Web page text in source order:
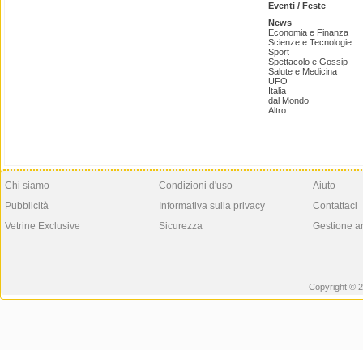
Eventi / Feste
News
Economia e Finanza
Scienze e Tecnologie
Sport
Spettacolo e Gossip
Salute e Medicina
UFO
Italia
dal Mondo
Altro
Chi siamo
Pubblicità
Vetrine Exclusive
Condizioni d'uso
Informativa sulla privacy
Sicurezza
Aiuto
Contattaci
Gestione
Copyright ©